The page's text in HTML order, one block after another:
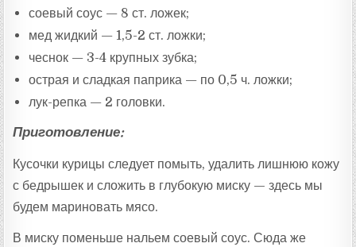
соевый соус — 8 ст. ложек;
мед жидкий — 1,5-2 ст. ложки;
чеснок — 3-4 крупных зубка;
острая и сладкая паприка — по 0,5 ч. ложки;
лук-репка — 2 головки.
Приготовление:
Кусочки курицы следует помыть, удалить лишнюю кожу
с бедрышек и сложить в глубокую миску — здесь мы
будем мариновать мясо.
В миску поменьше нальем соевый соус. Сюда же